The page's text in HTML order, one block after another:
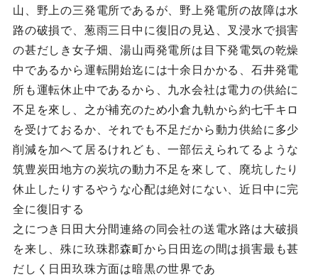
山、野上の三発電所であるが、野上発電所の故障は水
路の破損で、葱雨三日中に復旧の見込、叉浸水で損害
の甚だしき女子畑、湯山両発電所は目下発電気の乾燥
中であるから運転開始迄には十余日かかる、石井発電
所も運転休止中であるから、九水会社は電力の供給に
不足を來し、之が補充のため小倉九軌から約七千キロ
を受けておるか、それでも不足だから動力供給に多少
削減を加へて居るけれども、一部伝えられてるような
筑豊炭田地方の炭坑の動力不足を來して、廃坑したり
休止したりするやうな心配は絶対にない、近日中に完
全に復旧する
之につき日田大分間連絡の同会社の送電水路は大破損
を来し、殊に玖珠郡森町から日田迄の間は損害最も甚
だしく日田玖珠方面は暗黒の世界であ